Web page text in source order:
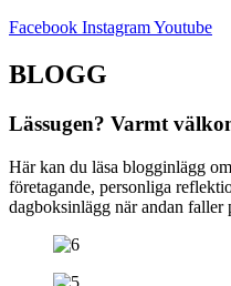
Facebook InstagramYoutube
BLOGG
Lässugen? Varmt
Här kan du läsa blogginlägg
företagande, personliga
dagboksinlägg när andan faller